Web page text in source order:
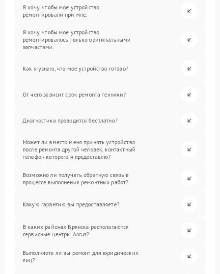
Я хочу, чтобы мое устройство
ремонтировали при мне.
Я хочу, чтобы мое устройство
ремонтировалось только оригинальными
запчастями.
Как я узнаю, что мое устройство готово?
От чего зависит срок ремонта техники?
Диагностика проводится бесплатно?
Может ли вместо меня принять устройство
после ремонта другой человек, контактный
телефон которого я предоставлю?
Возможно ли получать обратную связь в
процессе выполнения ремонтных работ?
Какую гарантию вы предоставляете?
В каких районах Брянска располагаются
сервисные центры Aorus?
Выполняете ли вы ремонт для юридических
лиц?